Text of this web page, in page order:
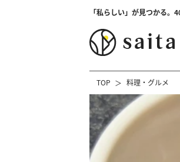
「私らしい」が見つかる。
TOP 料理・グルメ